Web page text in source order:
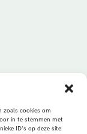
zoals cookies om
in te stemmen met
ID's op deze site
gefinancierd